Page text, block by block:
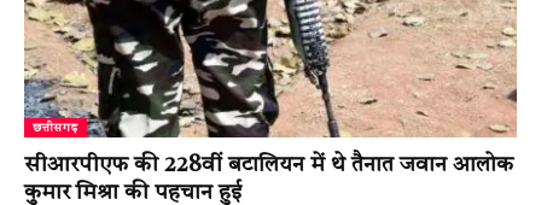
छत्तीसगढ़
सीआरपीएफ की 228वीं बटालियन में थे तैनात जवान आलोक
कुमार मिश्रा की पहचान हुई